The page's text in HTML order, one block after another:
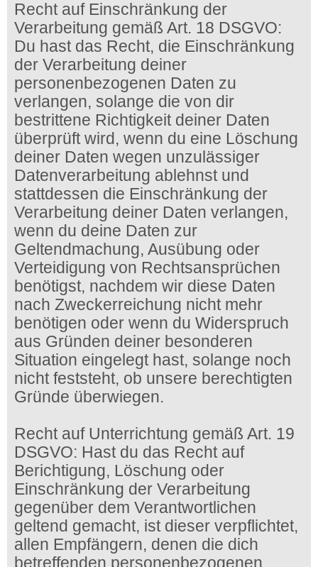
Recht auf Einschränkung der
Verarbeitung gemäß Art. 18 DSGVO:
Du hast das Recht, die Einschränkung
der Verarbeitung deiner
personenbezogenen Daten zu
verlangen, solange die von dir
bestrittene Richtigkeit deiner Daten
überprüft wird, wenn du eine Löschung
deiner Daten wegen unzulässiger
Datenverarbeitung ablehnst und
stattdessen die Einschränkung der
Verarbeitung deiner Daten verlangen,
wenn du deine Daten zur
Geltendmachung, Ausübung oder
Verteidigung von Rechtsansprüchen
benötigst, nachdem wir diese Daten
nach Zweckerreichung nicht mehr
benötigen oder wenn du Widerspruch
aus Gründen deiner besonderen
Situation eingelegt hast, solange noch
nicht feststeht, ob unsere berechtigten
Gründe überwiegen.
Recht auf Unterrichtung gemäß Art. 19
DSGVO: Hast du das Recht auf
Berichtigung, Löschung oder
Einschränkung der Verarbeitung
gegenüber dem Verantwortlichen
geltend gemacht, ist dieser verpflichtet,
allen Empfängern, denen die dich
betreffenden personenbezogenen